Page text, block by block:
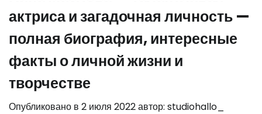
актриса и загадочная личность —
полная биография, интересные
факты о личной жизни и
творчестве
Опубликовано в 2 июля 2022автор: studiohallo_